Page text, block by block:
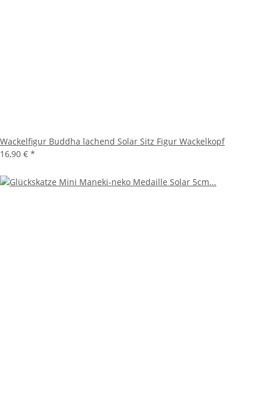
Wackelfigur Buddha lachend Solar Sitz Figur Wackelkopf
16,90 € *